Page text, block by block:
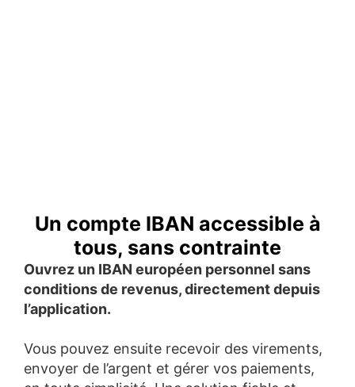
Un compte IBAN accessible à
tous, sans contrainte
Ouvrez un IBAN européen personnel sans
conditions de revenus, directement depuis
l’application.
Vous pouvez ensuite recevoir des virements,
envoyer de l’argent et gérer vos paiements,